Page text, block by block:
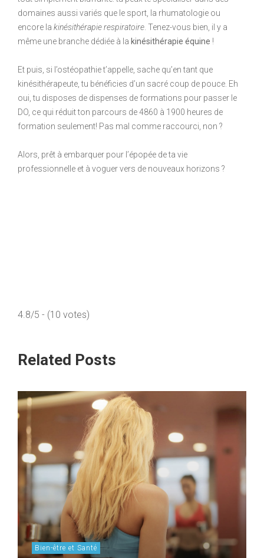
domaines aussi variés que le sport, la rhumatologie ou
encore la kinésithérapie respiratoire . Tenez-vous bien, il y a
même une branche dédiée à la kinésithérapie équine !
Et puis, si l’ostéopathie t’appelle, sache qu’en tant que
kinésithérapeute, tu bénéficies d’un sacré coup de pouce. Eh
oui, tu disposes de dispenses de formations pour passer le
DO, ce qui réduit ton parcours de 4860 à 1900 heures de
formation seulement! Pas mal comme raccourci, non ?
Alors, prêt à embarquer pour l’épopée de ta vie
professionnelle et à voguer vers de nouveaux horizons ?
4.8/5 - (10 votes)
Related Posts
Bien-être et Santé